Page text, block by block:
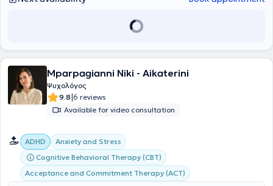
and adults, etc.
Mparpagianni Niki - Aikaterini
Ψυχολόγος
9.8|6 reviews
Available for video consultation
ADHD
Anxiety and Stress
Cognitive Behavioral Therapy (CBT)
Acceptance and Commitment Therapy (ACT)